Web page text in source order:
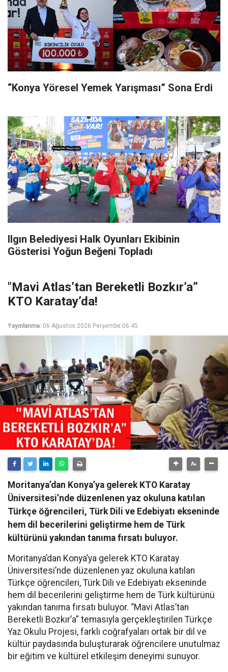
“Konya Yöresel Yemek Yarışması” Sona Erdi
Ilgın Belediyesi Halk Oyunları Ekibinin
Gösterisi Yoğun Beğeni Topladı
"Mavi Atlas’tan Bereketli Bozkır’a”
KTO Karatay’da!
Yayınlanma: 06 Ağustos 2026 Perşembe 06:45
Moritanya’dan Konya’ya gelerek KTO Karatay
Üniversitesi’nde düzenlenen yaz okuluna katılan
Türkçe öğrencileri, Türk Dili ve Edebiyatı ekseninde
hem dil becerilerini geliştirme hem de Türk
kültürünü yakından tanıma fırsatı buluyor.
Moritanya’dan Konya’ya gelerek KTO Karatay
Üniversitesi’nde düzenlenen yaz okuluna katılan
Türkçe öğrencileri, Türk Dili ve Edebiyatı ekseninde
hem dil becerilerini geliştirme hem de Türk kültürünü
yakından tanıma fırsatı buluyor. “Mavi Atlas’tan
Bereketli Bozkır’a” temasıyla gerçekleştirilen Türkçe
Yaz Okulu Projesi, farklı coğrafyaları ortak bir dil ve
kültür paydasında buluşturarak öğrencilere unutulmaz
bir eğitim ve kültürel etkileşim deneyimi sunuyor.